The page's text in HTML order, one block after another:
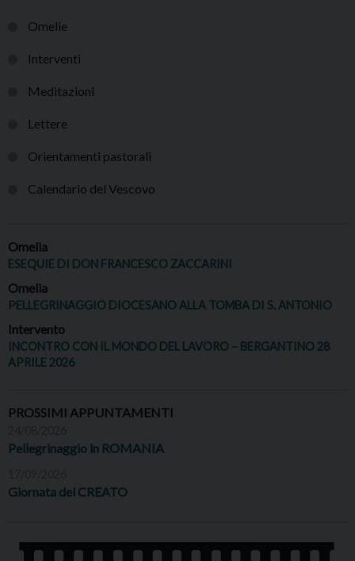
Omelie
Interventi
Meditazioni
Lettere
Orientamenti pastorali
Calendario del Vescovo
Omelia
ESEQUIE DI DON FRANCESCO ZACCARINI
Omelia
PELLEGRINAGGIO DIOCESANO ALLA TOMBA DI S. ANTONIO
Intervento
INCONTRO CON IL MONDO DEL LAVORO – BERGANTINO 28
APRILE 2026
PROSSIMI APPUNTAMENTI
Pellegrinaggio in ROMANIA
Giornata del CREATO